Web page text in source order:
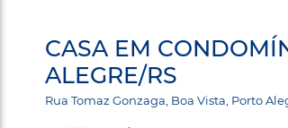
CASA EM
ALEGRE/RS
Rua Tomaz Gonzaga, Boa Vista, Porto